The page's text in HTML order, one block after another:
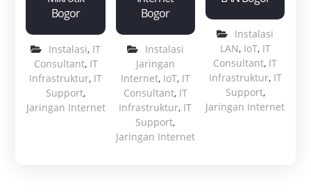
Bogor
Instalasi, IT
Consultant, IT
Infrastruktur, IT
Support,
Jaringan Internet
Bogor
Instalasi
Jaringan
Internet, IoT, IT
Consultant, IT
Infrastruktur, IT
Support,
Jaringan Internet
Instalasi
LAN, IoT, IT
Consultant, IT
Infrastruktur, IT
Support,
Jaringan Internet